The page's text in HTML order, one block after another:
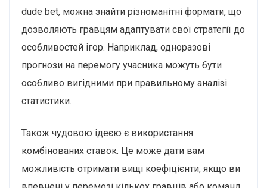
dude bet, можна знайти різноманітні формати, що
дозволяють гравцям адаптувати свої стратегії до
особливостей ігор. Наприклад, одноразові
прогнози на перемогу учасника можуть бути
особливо вигідними при правильному аналізі
статистики.
Також чудовою ідеєю є використання
комбінованих ставок. Це може дати вам
можливість отримати вищі коефіцієнти, якщо ви